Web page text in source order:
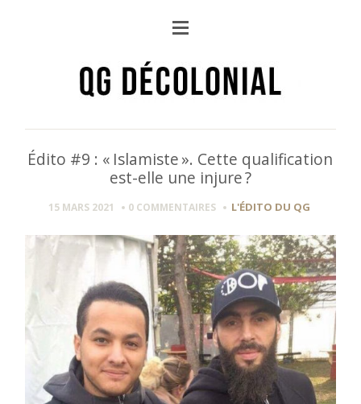
Édito #9 : « Islamiste ». Cette qualification
est-elle une injure ?
15 MARS 2021 0 COMMENTAIRES L'ÉDITO DU QG